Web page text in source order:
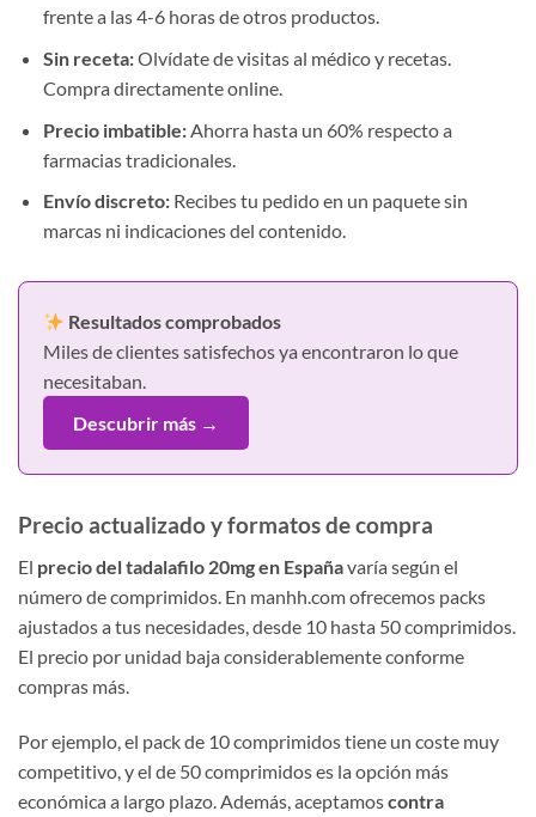
frente a las 4-6 horas de otros productos.
Sin receta:Olvídate de visitas al médico y recetas.
Compra directamente online.
Precio imbatible:Ahorra hasta un 60% respecto a
farmacias tradicionales.
Envío discreto:Recibes tu pedido en un paquete sin
marcas ni indicaciones del contenido.
Resultados comprobados
Miles de clientes satisfechos ya encontraron lo que
necesitaban.
Descubrir más →
Precio actualizado y formatos de compra
El precio del tadalafilo 20mg en Españavaría según el
número de comprimidos. En manhh.com ofrecemos packs
ajustados a tus necesidades, desde 10 hasta 50 comprimidos.
El precio por unidad baja considerablemente conforme
compras más.
Por ejemplo, el pack de 10 comprimidos tiene un coste muy
competitivo, y el de 50 comprimidos es la opción más
económica a largo plazo. Además, aceptamoscontra